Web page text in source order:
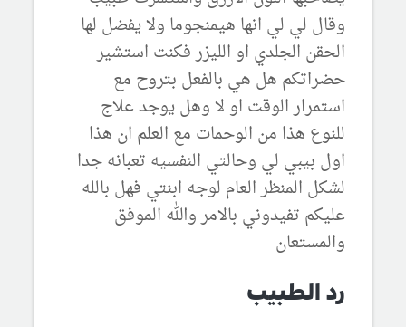
وقال لي لي انها هيمنجوما ولا يفضل لها
الحقن الجلدي او الليزر فكنت استشير
حضراتكم هل هي بالفعل بتروح مع
استمرار الوقت او لا وهل يوجد علاج
للنوع هذا من الوحمات مع العلم ان هذا
اول بيبي لي وحالتي النفسيه تعبانه جدا
لشكل المنظر العام لوجه ابنتي فهل بالله
عليكم تفيدوني بالامر والله الموفق
والمستعان
رد الطبيب